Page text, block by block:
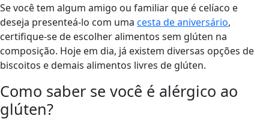
Se você tem algum amigo ou familiar que é celíaco e
deseja presenteá-lo com uma cesta de aniversário,
certifique-se de escolher alimentos sem glúten na
composição. Hoje em dia, já existem diversas opções de
biscoitos e demais alimentos livres de glúten.
Como saber se você é alérgico ao
glúten?